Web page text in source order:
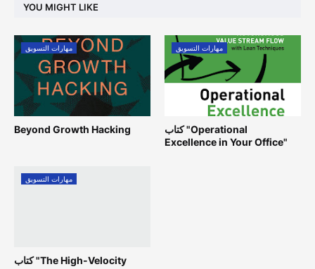
YOU MIGHT LIKE
مهارات التسويق
Beyond Growth Hacking
مهارات التسويق
كتاب "Operational
Excellence in Your Office"
مهارات التسويق
كتاب "The High-Velocity